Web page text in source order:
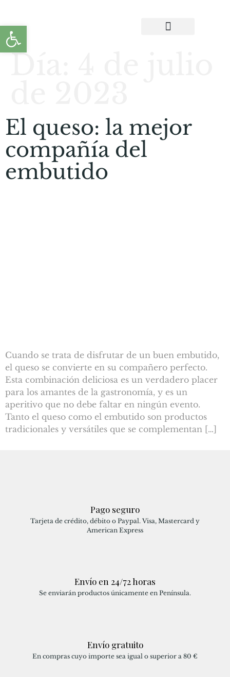
Día:
El queso: la mejor
compañía del
embutido
Cuando se trata de disfrutar de un buen embutido,
el queso se convierte en su compañero perfecto.
Esta combinación deliciosa es un verdadero placer
para los amantes de la gastronomía, y es un
aperitivo que no debe faltar en ningún evento.
Tanto el queso como el embutido son productos
tradicionales y versátiles que se complementan […]
Pago seguro
Tarjeta de crédito, débito o Paypal. Visa, Mastercard y
American Express
Envío en 24/72 horas
Se enviarán productos únicamente en Península.
Envío gratuito
En compras cuyo importe sea igual o superior a 80 €
Abrir barra de herramientas